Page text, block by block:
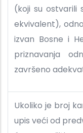
(koji su ostvarili
ekvivalent),
izvan Bosne i
priznavanja
završeno
Ukoliko je broj
upis veći od